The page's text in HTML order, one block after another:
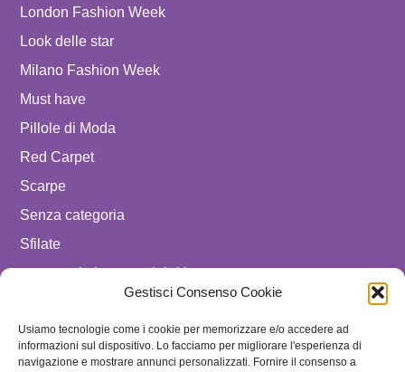
Gestisci Consenso Cookie
Usiamo tecnologie come i cookie per memorizzare e/o accedere ad
informazioni sul dispositivo. Lo facciamo per migliorare l'esperienza di
navigazione e mostrare annunci personalizzati. Fornire il consenso a
London Fashion Week
Look delle star
Milano Fashion Week
Must have
Pillole di Moda
Red Carpet
Scarpe
Senza categoria
Sfilate
spostare in luxury celebrities
Uomo